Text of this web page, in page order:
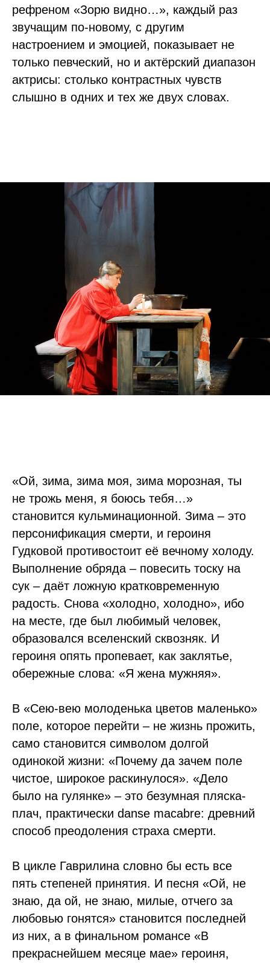
рефреном «Зорю видно…», каждый раз
звучащим по-новому, с другим
настроением и эмоцией, показывает не
только певческий, но и актёрский диапазон
актрисы: столько контрастных чувств
слышно в одних и тех же двух словах.
«Ой, зима, зима моя, зима морозная, ты
не трожь меня, я боюсь тебя…»
становится кульминационной. Зима – это
персонификация смерти, и героиня
Гудковой противостоит её вечному холоду.
Выполнение обряда – повесить тоску на
сук – даёт ложную кратковременную
радость. Снова «холодно, холодно», ибо
на месте, где был любимый человек,
образовался вселенский сквозняк. И
героиня опять пропевает, как заклятье,
обережные слова: «Я жена мужняя».
В «Сею-вею молоденька цветов маленько»
поле, которое перейти – не жизнь прожить,
само становится символом долгой
одинокой жизни: «Почему да зачем поле
чистое, широкое раскинулося». «Дело
было на гулянке» – это безумная пляска-
плач, практически danse macabre: древний
способ преодоления страха смерти.
В цикле Гаврилина словно бы есть все
пять степеней принятия. И песня «Ой, не
знаю, да ой, не знаю, милые, отчего за
любовью гонятся» становится последней
из них, а в финальном романсе «В
прекраснейшем месяце мае» героиня,